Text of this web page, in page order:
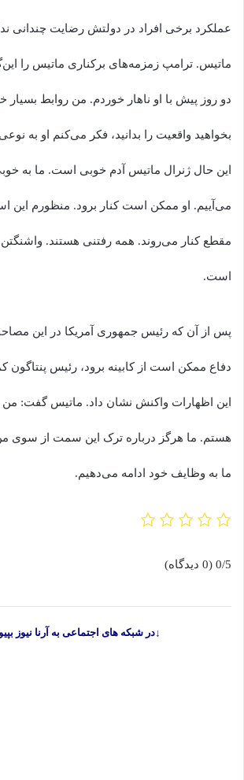
عملکرد برخی افراد در دولتش رضایت چندانی
ماتیس. ترامپ زمزمه‌های برکناری ماتیس را
دو روز پیش با او ناهار خوردم. من روابط بسیار
بخواهید واقعیت را بدانید، فکر می‌کنم او به
این حال ژنرال ماتیس آدم خوبی است. ما به
می‌آییم. او ممکن است کنار برود. منظورم این
مقطع کنار می‌روند. همه رفتنی هستند.
است.
پس از آن که رئیس جمهوری آمریکا در این
دفاع ممکن است از کابینه برود، رئیس پنتاگون
این اظهارات واکنش نشان داد. ماتیس گفت: من
هستم. ما هرگز درباره ترک این سمت از سوی
ما به وظایف خود ادامه می‌دهیم.
0/5 (0 دیدگاه)
↓در شبکه های اجتماعی به آرنا نیوز